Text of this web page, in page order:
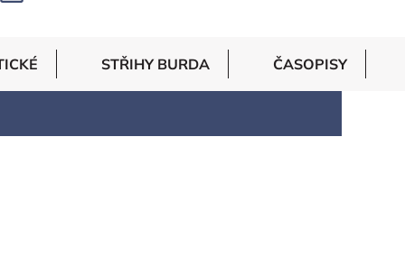
STŘIHY BURDA ČASOPISY